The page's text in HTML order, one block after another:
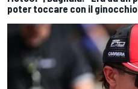
poter toccare con il